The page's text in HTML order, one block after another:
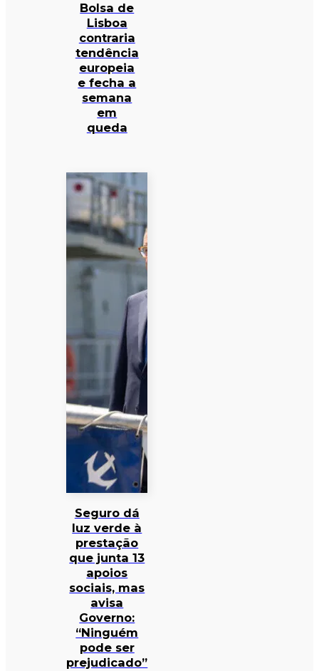
Bolsa de
Lisboa
contraria
tendência
europeia
e fecha a
semana
em
queda
Seguro dá
luz verde à
prestação
que junta 13
apoios
sociais, mas
avisa
Governo:
“Ninguém
pode ser
prejudicado”